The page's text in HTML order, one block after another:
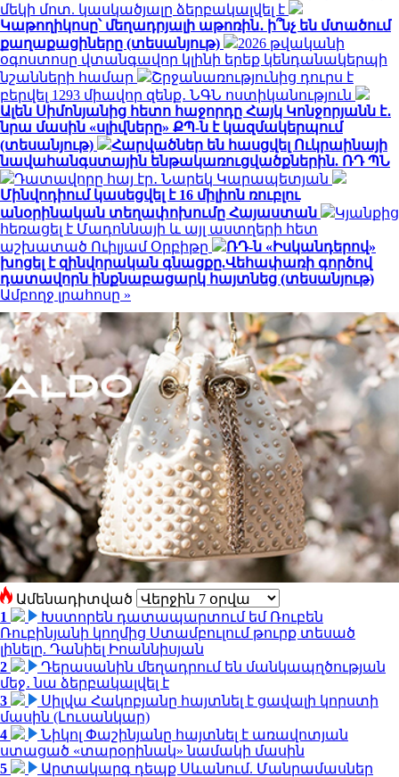
մեկի մոտ. կասկածյալը ձերբակալվել է
Կաթողիկոսը՝ մեղադրյալի աթոռին․ ի՞նչ են մտածում
քաղաքացիները (տեսանյութ)
2026 թվականի
օգոստոսը վտանգավոր կլինի երեք կենդանակերպի
նշանների համար
Շրջանառությունից դուրս է
բերվել 1293 միավոր զենք․ ՆԳՆ ոստիկանություն
Ալեն Սիմոնյանից հետո հաջորդը Հայկ Կոնջորյանն է․
նրա մասին «սլիվները» ՔՊ-ն է կազմակերպում
(տեսանյութ)
Հարվածներ են հասցվել Ուկրաինայի
նավահանգստային ենթակառուցվածքներին. ՌԴ ՊՆ
Դատավորը հայ էր․ Նարեկ Կարապետյան
Մինվոդիում կասեցվել է 16 միլիոն ռուբլու
անօրինական տեղափոխումը Հայաստան
Կյանքից
հեռացել է Մադոննայի և այլ աստղերի հետ
աշխատած Ուիլյամ Օրբիթը
ՌԴ-ն «Իսկանդերով»
խոցել է զինվորական գնացքը.Վեհափառի գործով
դատավորն ինքնաբացարկ հայտնեց (տեսանյութ)
Ամբողջ լրահոսը »
Ամենադիտված
1
Խստորեն դատապարտում եմ Ռուբեն
Ռուբինյանի կողմից Ստամբուլում թուրք տեսած
լինելը. Դանիել Իոաննիսյան
2
Դերասանին մեղադրում են մանկապղծության
մեջ․ նա ձերբակալվել է
3
Սիլվա Հակոբյանը հայտնել է ցավալի կորստի
մասին (Լուսանկար)
4
Նիկոլ Փաշինյանը հայտնել է առավոտյան
ստացած «տարօրինակ» նամակի մասին
5
Արտակարգ դեպք Սևանում. Մանրամասներ